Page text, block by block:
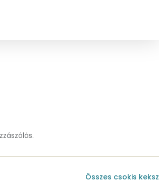
14.5 g
Összes csokis keksz